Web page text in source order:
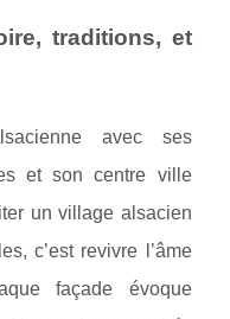
traditions, et
avec ses
et son centre ville
un village alsacien
c’est revivre l’âme
façade évoque